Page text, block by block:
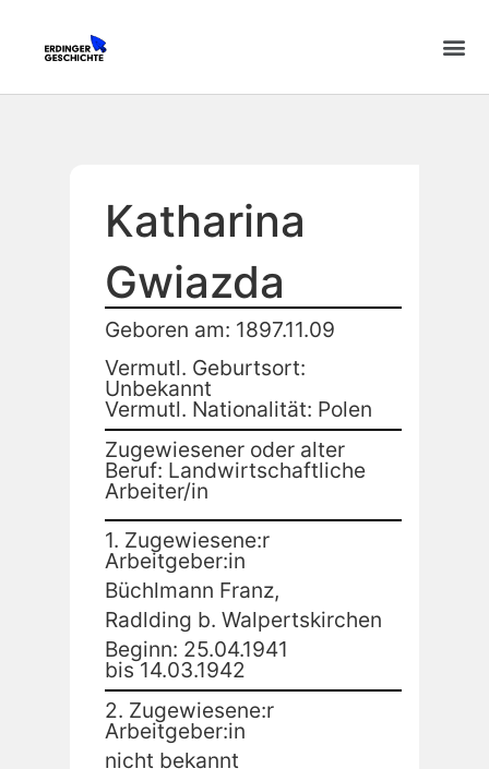
Katharina
Gwiazda
Geboren am: 1897.11.09
Vermutl. Geburtsort:
Unbekannt
Vermutl. Nationalität: Polen
Zugewiesener oder alter
Beruf: Landwirtschaftliche
Arbeiter/in
1. Zugewiesene:r
Arbeitgeber:in
Büchlmann Franz,
Radlding b. Walpertskirchen
Beginn: 25.04.1941
bis 14.03.1942
2. Zugewiesene:r
Arbeitgeber:in
nicht bekannt